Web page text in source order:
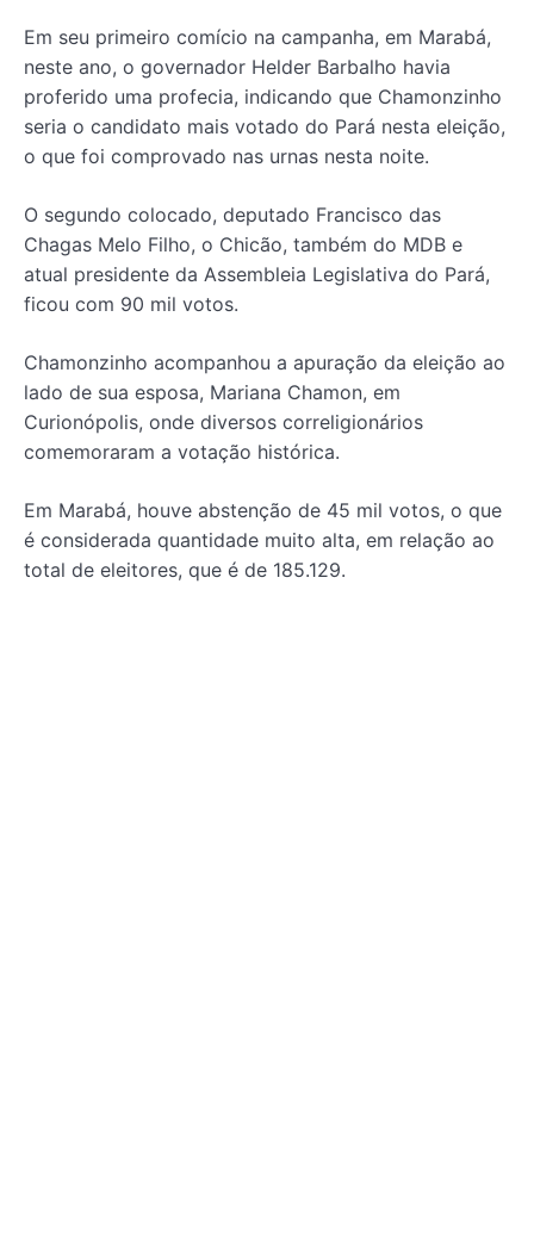
Em seu primeiro comício na campanha, em Marabá,
neste ano, o governador Helder Barbalho havia
proferido uma profecia, indicando que Chamonzinho
seria o candidato mais votado do Pará nesta eleição,
o que foi comprovado nas urnas nesta noite.
O segundo colocado, deputado Francisco das
Chagas Melo Filho, o Chicão, também do MDB e
atual presidente da Assembleia Legislativa do Pará,
ficou com 90 mil votos.
Chamonzinho acompanhou a apuração da eleição ao
lado de sua esposa, Mariana Chamon, em
Curionópolis, onde diversos correligionários
comemoraram a votação histórica.
Em Marabá, houve abstenção de 45 mil votos, o que
é considerada quantidade muito alta, em relação ao
total de eleitores, que é de 185.129.